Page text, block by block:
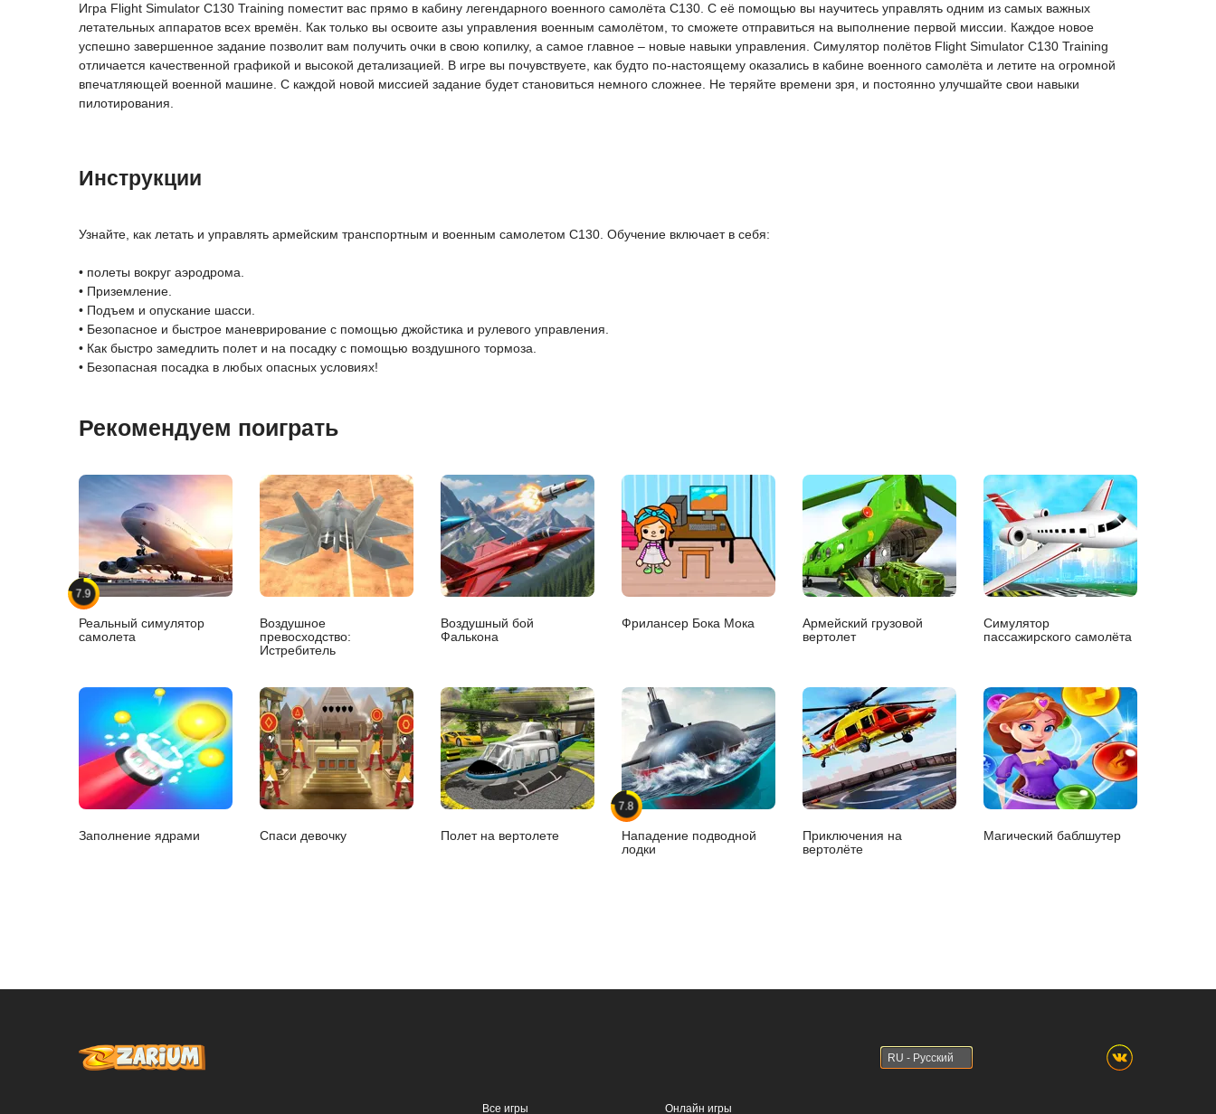
Игра Flight Simulator C130 Training поместит вас прямо в кабину легендарного военного самолёта С130. С её помощью вы научитесь управлять одним из самых важных
летательных аппаратов всех времён. Как только вы освоите азы управления военным самолётом, то сможете отправиться на выполнение первой миссии. Каждое новое
успешно завершенное задание позволит вам получить очки в свою копилку, а самое главное – новые навыки управления. Симулятор полётов Flight Simulator C130 Training
отличается качественной графикой и высокой детализацией. В игре вы почувствуете, как будто по-настоящему оказались в кабине военного самолёта и летите на огромной
впечатляющей военной машине. С каждой новой миссией задание будет становиться немного сложнее. Не теряйте времени зря, и постоянно улучшайте свои навыки
пилотирования.
Инструкции
Узнайте, как летать и управлять армейским транспортным и военным самолетом C130. Обучение включает в себя:
• полеты вокруг аэродрома.
• Приземление.
• Подъем и опускание шасси.
• Безопасное и быстрое маневрирование с помощью джойстика и рулевого управления.
• Как быстро замедлить полет и на посадку с помощью воздушного тормоза.
• Безопасная посадка в любых опасных условиях!
Рекомендуем поиграть
7.9
Реальный симулятор
самолета
Воздушное
превосходство:
Истребитель
Воздушный бой
Фалькона
Фрилансер Бока Мока
Армейский грузовой
вертолет
Симулятор
пассажирского самолёта
Заполнение ядрами Спаси девочку Полет на вертолете
7.8
Нападение подводной
лодки
Приключения на
вертолёте
Магический баблшутер
RU - Русский
Все игры Онлайн игры